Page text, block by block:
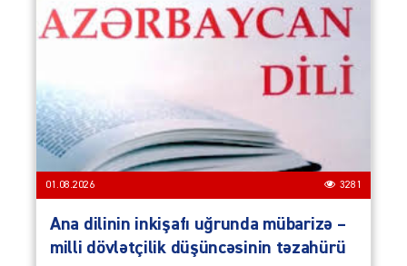
01.08.2026 3281
Ana dilinin inkişafı uğrunda mübarizə –
milli dövlətçilik düşüncəsinin təzahürü